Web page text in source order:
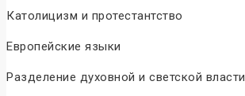
Католицизм и протестантство
Европейские языки
Разделение духовной и светской власти